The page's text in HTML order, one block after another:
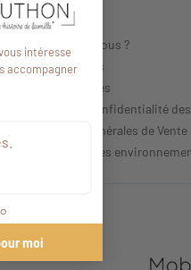
A propos
Qui sommes-nous ?
Nos collections
Mentions légales
Politique de confidentialité
Conditions Générales de Vente
Caractéristiques